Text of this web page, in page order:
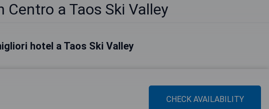
Centro a Taos Ski Valley
hotel a Taos Ski Valley
CHECK AVAILABILITY